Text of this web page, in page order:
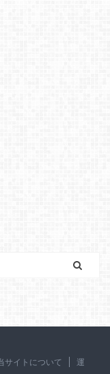
サイトについて
運